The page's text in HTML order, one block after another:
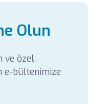
Olun
ve özel
e-bültenimize